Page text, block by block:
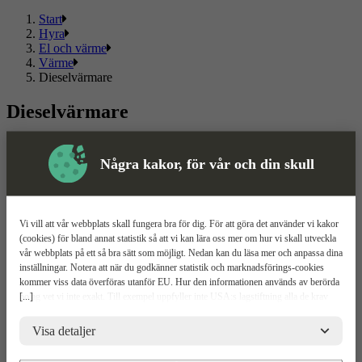
Några kakor, för vår och din skull
[...]
Vi vill att vår webbplats skall fungera bra för dig. För att göra det använder vi kakor
(cookies) för bland annat statistik så att vi kan lära oss mer om hur vi skall utveckla
vår webbplats på ett så bra sätt som möjligt. Nedan kan du läsa mer och anpassa dina
inställningar. Notera att när du godkänner statistik och marknadsförings-cookies
kommer viss data överföras utanför EU. Hur den informationen används av berörda
bolag vet vi inte exakt. Till exempel uppfyller inte USA:s lagstiftning alla de krav
risker för dina personuppgifter. De berörda bolagen måste lämna över uppgifter till
brottsbekämpande myndigheter i USA om de får en sådan begäran. Det kan dock
Visa detaljer
Start
Hyra
El och värme
Värme
Dieselvärmare
Dieselvärmare
Välj mellan flera olika dieselvärmare i kända märken. Här hittar du
ett sortiment som passar både privat och proffs.
Om ToolPal
Om oss
5 enkla steg
Bli kund
Vattenrening
ToolPal To Go